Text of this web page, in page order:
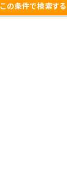
この条件で検索する